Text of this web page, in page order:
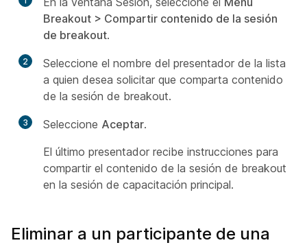
Breakout > Compartir contenido de la sesión
de breakout.
2
Seleccione el nombre del presentador de la lista
a quien desea solicitar que comparta contenido
de la sesión de breakout.
3 Seleccione Aceptar.
El último presentador recibe instrucciones para
compartir el contenido de la sesión de breakout
en la sesión de capacitación principal.
Eliminar a un participante de una